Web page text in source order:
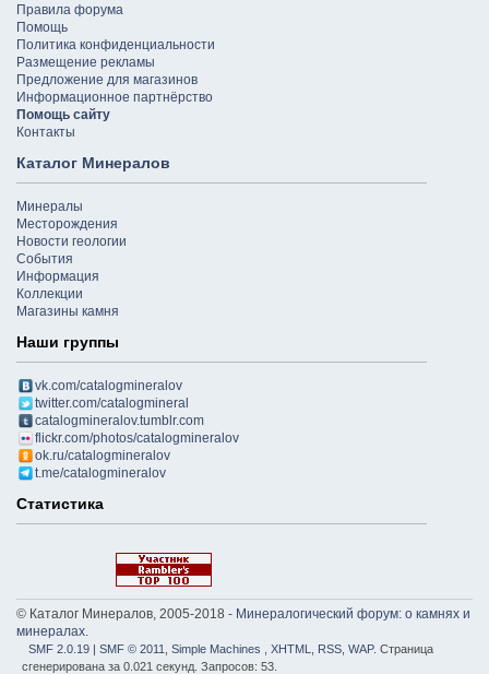
Правила форума
Помощь
Политика конфиденциальности
Размещение рекламы
Предложение для магазинов
Информационное партнёрство
Помощь сайту
Контакты
Каталог Минералов
Минералы
Месторождения
Новости геологии
События
Информация
Коллекции
Магазины камня
Наши группы
vk.com/catalogmineralov
twitter.com/catalogmineral
catalogmineralov.tumblr.com
flickr.com/photos/catalogmineralov
ok.ru/catalogmineralov
t.me/catalogmineralov
Статистика
© Каталог Минералов, 2005-2018 - Минералогический форум: о камнях и
минералах.
SMF 2.0.19 | SMF © 2011 Simple Machines XHTML RSS WAP. Страница
сгенерирована за 0.021 секунд. Запросов: 53.